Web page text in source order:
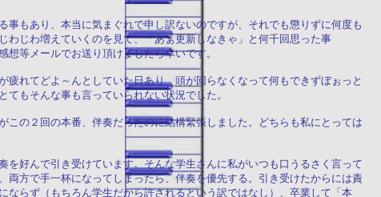
もあり、本当に気まぐれで申し訳ないのですが、それでも懲りずに何度も
じわ増えていくのを見て、「あぁ更新しなきゃ」と何千回思った事
等メールでお送り頂けましたら幸いです。
れてどよ～んとしていた日あり、頭が回らなくなって何もできずぼぉっと
もそんな事も言っていられない状況でした。
の２回の本番、伴奏だったのに結構緊張しました。どちらも私にとっては
好んで引き受けています。そんな学生さんに私がいつも口うるさく言って
方で手一杯になってしまったら、伴奏を優先する。引き受けたからには責
らず（もちろん学生だから許されるという訳ではなし）、卒業して「本